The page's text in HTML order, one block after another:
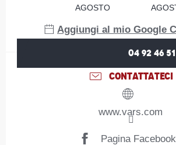
AGOSTO
Aggiungi al mio Google
04 92 46 51
CONTATTATECI
www.vars.com
Pagina Facebook